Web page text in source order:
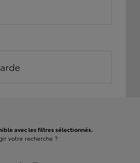
avec les filtres sélectionnés.
votre recherche ?